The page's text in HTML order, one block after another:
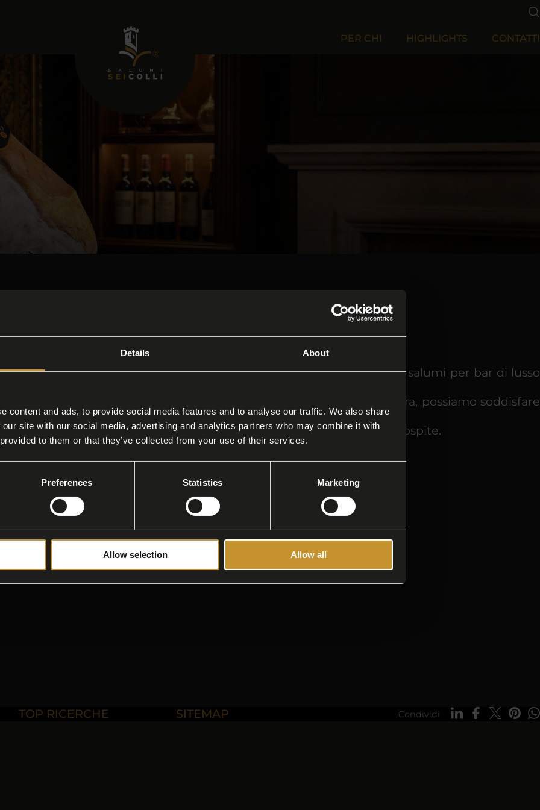
Details About
content and ads, to provide social media features and to analyse our traffic. We also share
site with our social media, advertising and analytics partners who may combine it with
to them or that they’ve collected from your use of their services.
Preferences Statistics Marketing
Allow selection Allow all
PER CHI HIGHLIGHTS CONTATTI
Lusso
esige la perfezione assoluta, dove ogni dettaglio fa la differenza. I salumi per bar di lusso
profumo e scioglievolezza al palato.
una prestigiosa fornitura per bar di lusso oppure una microfornitura, possiamo soddisfare
del latte, per un'esperienza premium senza rinunce per nessun ospite.
TOP RICERCHE SITEMAP Condividi